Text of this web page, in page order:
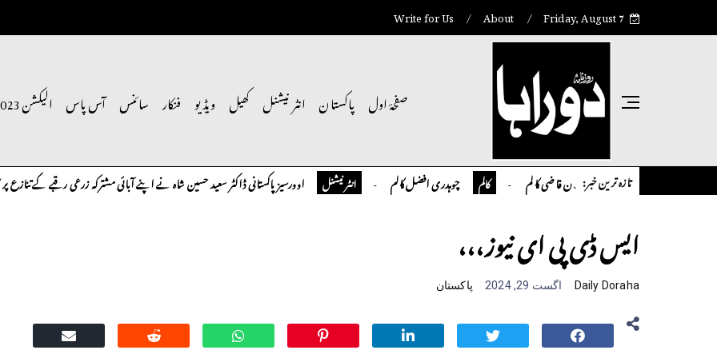
Friday, August 7
About
Write for Us
صفحۂ اول پاکستان انٹر نیشنل کھیل ویڈیو فنکار سائنس آس پاس الیکشن 2023
تازہ ترین خبر:
تمیور سلمان قاضی کالم کالم چوہدری افضل کالم انٹر نیشنل اوورسیز پاکستانی ڈاکٹر سعید حسین شاہ نے اپنے آبائی مشترکہ زرعی رقبے کے تنازع پر
ایس ڈی پی ای نیوز،،،
Daily Doraha اگست 29, 2024 پاکستان